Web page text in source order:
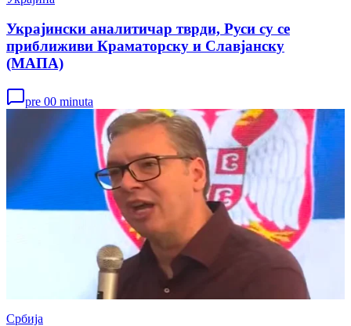
Украјински аналитичар тврди, Руси су се
приближиви Краматорску и Славјанску
(МАПА)
pre 00 minuta
Србија